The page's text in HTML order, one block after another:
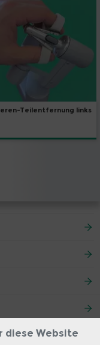
Teilentfernung links
diese Website